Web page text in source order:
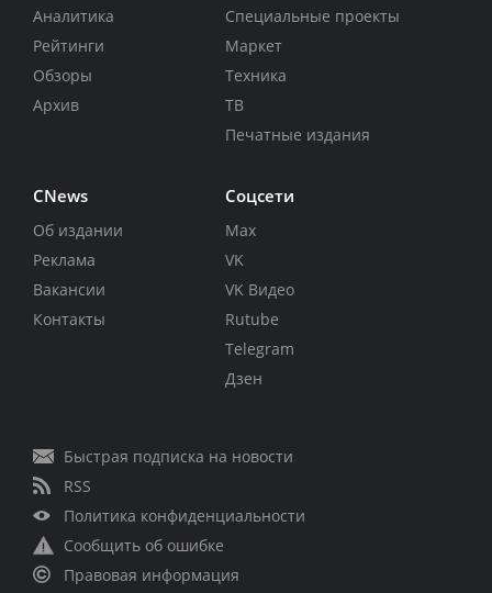
Аналитика
Рейтинги
Обзоры
Архив
Специальные проекты
Маркет
Техника
ТВ
Печатные издания
CNews
Об издании
Реклама
Вакансии
Контакты
Соцсети
Max
VK
VK Видео
Rutube
Telegram
Дзен
Быстрая подписка на новости
RSS
Политика конфиденциальности
Сообщить об ошибке
Правовая информация